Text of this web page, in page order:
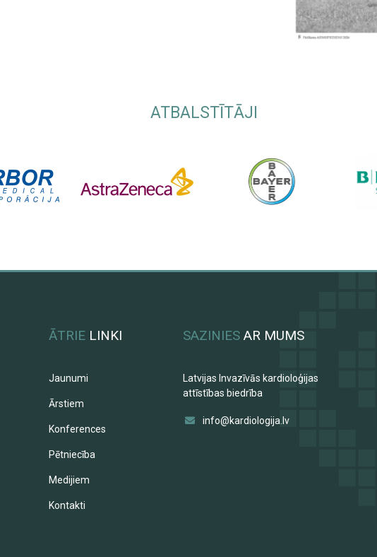
ATBALSTĪTĀJI
ĀTRIE LINKI
Jaunumi
Ārstiem
Konferences
Pētniecība
Medijiem
Kontakti
SAZINIES AR MUMS
Latvijas Invazīvās kardioloģijas
attīstības biedrība
info@kardiologija.lv